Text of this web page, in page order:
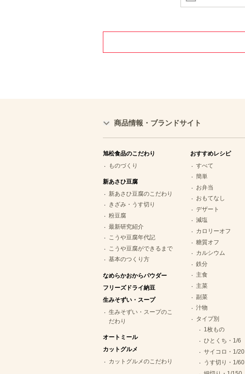
商品情報・ブランドサイト
旭松食品のこだわり
ものづくり
新あさひ豆腐
新あさひ豆腐のこだわり
きざみ・うす切り
粉豆腐
最新研究紹介
こうや豆腐年代記
こうや豆腐ができるまで
基本のつくり方
なめらかおからパウダー
フリーズドライ納豆
生みそずい・スープ
生みそずい・スープのこ
だわり
オートミール
カットグルメ
カットグルメのこだわり
おすすめレシピ
すべて
簡単
お弁当
おもてなし
デザート
減塩
カロリーオフ
糖質オフ
カルシウム
鉄分
主食
主菜
副菜
汁物
タイプ別
1枚もの
ひとくち・1/6
サイコロ・1/20
うす切り・1/60